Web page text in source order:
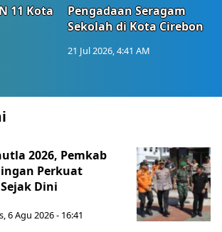
11 Kota
Pengadaan Seragam
Sekolah di Kota Cirebon
21 Jul 2026, 4:41 AM
2026, Pemkab
Perkuat
Dini
6 Agu 2026 - 16:41